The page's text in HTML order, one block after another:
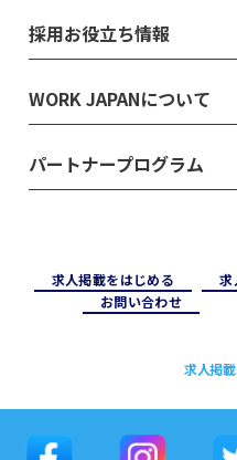
採用お役立ち情報
WORK JAPANについて
パートナープログラム
求⼈掲載をはじめる 求
お問い合わせ
求人掲